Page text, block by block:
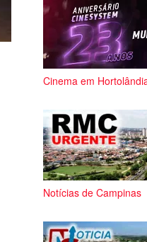
Cinema em
Notícias de Campinas